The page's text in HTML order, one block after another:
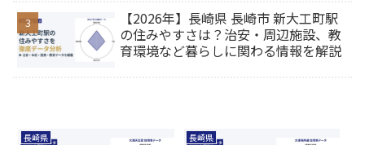
【2026年】長崎県 長崎市 新大工町駅
の住みやすさは？治安・周辺施設、教
育環境など暮らしに関わる情報を解説
長崎県 長崎県